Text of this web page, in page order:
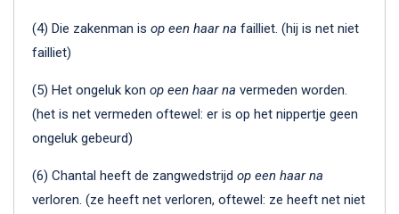
(4) Die zakenman is op een haar na failliet. (hij is net niet
failliet)
(5) Het ongeluk kon op een haar na vermeden worden.
(het is net vermeden oftewel: er is op het nippertje geen
ongeluk gebeurd)
(6) Chantal heeft de zangwedstrijd op een haar na
verloren. (ze heeft net verloren, oftewel: ze heeft net niet